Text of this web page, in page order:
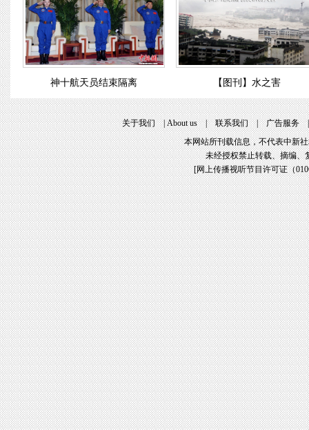
神十航天员结束隔离 【图刊】水之害
关于我们|About us|联系我们|广告服务
本网站所刊载信息，不代表中新
未经授权禁止转载、摘编、
[网上传播视听节目许可证（